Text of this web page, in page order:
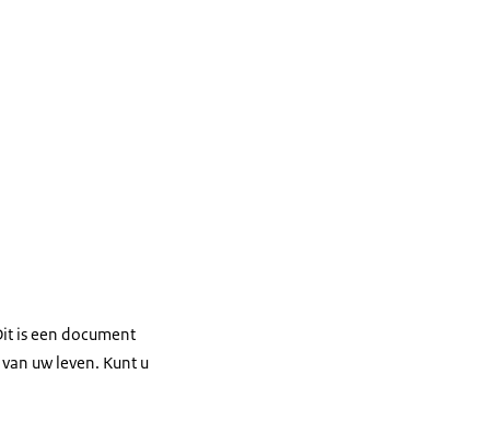
is een document
uw leven. Kunt u